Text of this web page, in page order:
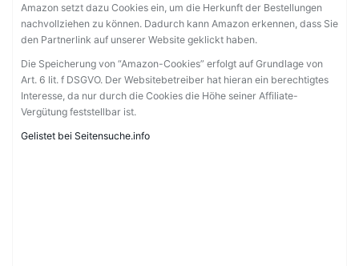
Amazon setzt dazu Cookies ein, um die Herkunft der Bestellungen
nachvollziehen zu können. Dadurch kann Amazon erkennen, dass Sie
den Partnerlink auf unserer Website geklickt haben.
Die Speicherung von “Amazon-Cookies” erfolgt auf Grundlage von
Art. 6 lit. f DSGVO. Der Websitebetreiber hat hieran ein berechtigtes
Interesse, da nur durch die Cookies die Höhe seiner Affiliate-
Vergütung feststellbar ist.
Gelistet bei Seitensuche.info